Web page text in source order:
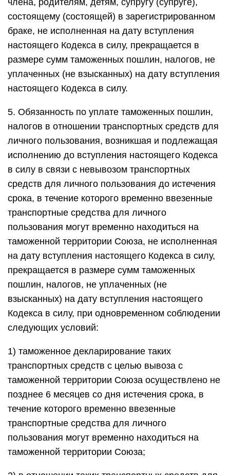
члена, родителям, детям, супругу (супруге),
состоящему (состоящей) в зарегистрированном
браке, не исполненная на дату вступления
настоящего Кодекса в силу, прекращается в
размере сумм таможенных пошлин, налогов, не
уплаченных (не взысканных) на дату вступления
настоящего Кодекса в силу.
5. Обязанность по уплате таможенных пошлин,
налогов в отношении транспортных средств для
личного пользования, возникшая и подлежащая
исполнению до вступления настоящего Кодекса
в силу в связи с невывозом транспортных
средств для личного пользования до истечения
срока, в течение которого временно ввезенные
транспортные средства для личного
пользования могут временно находиться на
таможенной территории Союза, не исполненная
на дату вступления настоящего Кодекса в силу,
прекращается в размере сумм таможенных
пошлин, налогов, не уплаченных (не
взысканных) на дату вступления настоящего
Кодекса в силу, при одновременном соблюдении
следующих условий:
1) таможенное декларирование таких
транспортных средств с целью вывоза с
таможенной территории Союза осуществлено не
позднее 6 месяцев со дня истечения срока, в
течение которого временно ввезенные
транспортные средства для личного
пользования могут временно находиться на
таможенной территории Союза;